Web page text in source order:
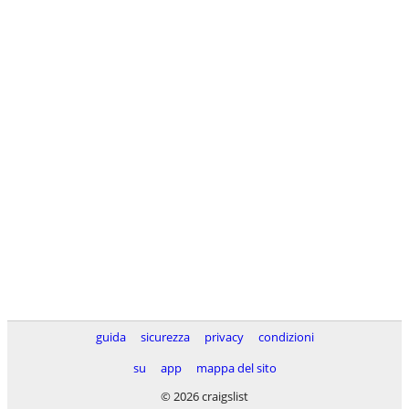
guida sicurezza privacy
condizioni
su
app
mappa del sito
© 2026 craigslist